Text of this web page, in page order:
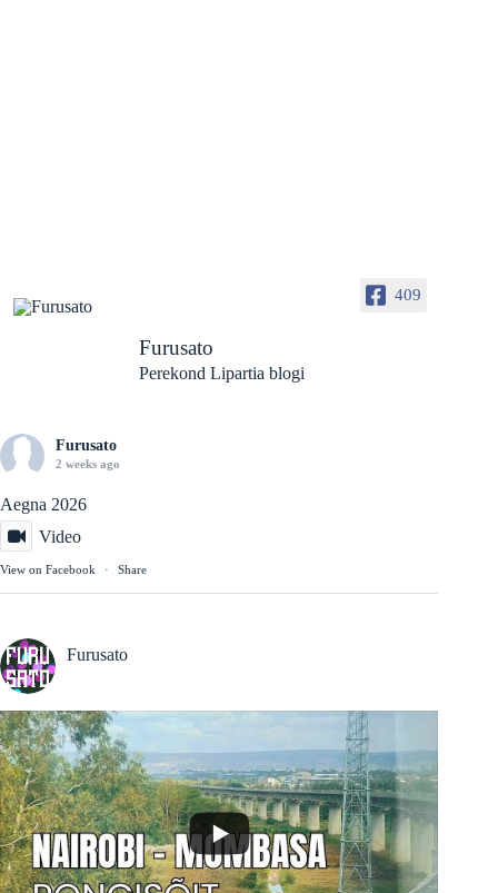
409
Furusato
Perekond Lipartia blogi
Furusato
2 weeks ago
Aegna 2026
Video
View on Facebook · Share
Furusato